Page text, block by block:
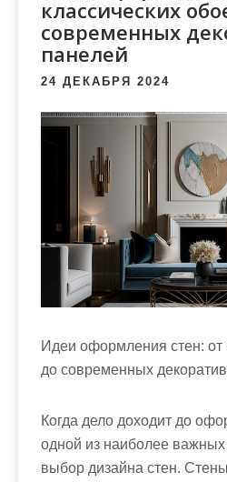
классических
современных
панелей
24 ДЕКАБРЯ 2024
Идеи оформления стен: от
до современных
Когда дело доходит до
одной из наиболее важных
выбор дизайна стен.